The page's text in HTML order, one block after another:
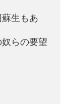
生もあ
らの要望